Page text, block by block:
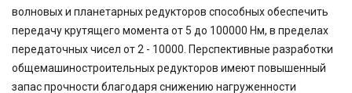
волновых и планетарных редукторов способных обеспечить
передачу крутящего момента от 5 до 100000 Нм, в пределах
передаточных чисел от 2 - 10000. Перспективные разработки
общемашиностроительных редукторов имеют повышенный
запас прочности благодаря снижению нагруженности